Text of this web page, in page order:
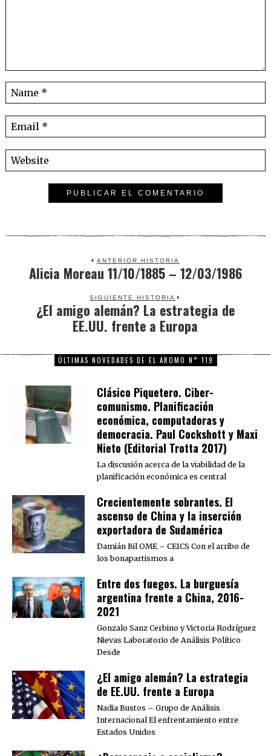
ANTERIOR HISTORIA
Previous
Alicia Moreau 11/10/1885 – 12/03/1986
SIGUIENTE HISTORIA
Next
post:
¿El amigo alemán? La estrategia de
EE.UU. frente a Europa
ÚLTIMAS NOVEDADES DE EL AROMO N° 119
Clásico Piquetero. Ciber-
comunismo. Planificación
económica, computadoras y
democracia. Paul Cockshott y Maxi
Nieto (Editorial Trotta 2017)
La discusión acerca de la viabilidad de la
planificación económica es central
Crecientemente sobrantes. El
ascenso de China y la inserción
exportadora de Sudamérica
Damián Bil OME – CEICS Con el arribo de
los bonapartismos a
Entre dos fuegos. La burguesía
argentina frente a China, 2016-
2021
Gonzalo Sanz Cerbino y Victoria Rodríguez
Nievas Laboratorio de Análisis Político
Desde
¿El amigo alemán? La estrategia
de EE.UU. frente a Europa
Nadia Bustos – Grupo de Análisis
Internacional El enfrentamiento entre
Estados Unidos